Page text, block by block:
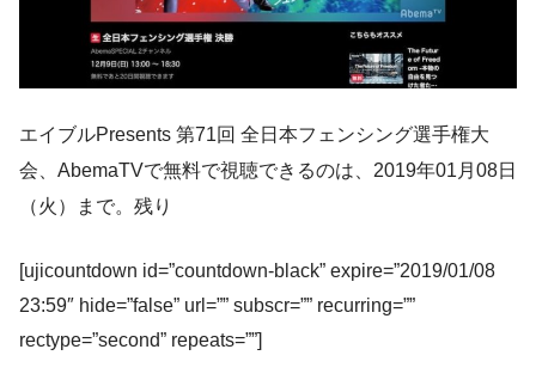
エイブルPresents 第71回 全日本フェンシング選手権大
会、AbemaTVで無料で視聴できるのは、2019年01月08日
（火）まで。残り
[ujicountdown id=”countdown-black” expire=”2019/01/08
23:59″ hide=”false” url=”” subscr=”” recurring=””
rectype=”second” repeats=””]